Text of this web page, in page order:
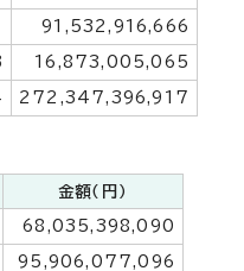
91,532,916,666
16,873,005,065
272,347,396,917
金額（円）
68,035,398,090
95,906,077,096